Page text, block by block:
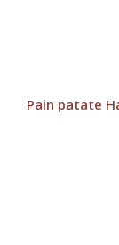
Pain patate